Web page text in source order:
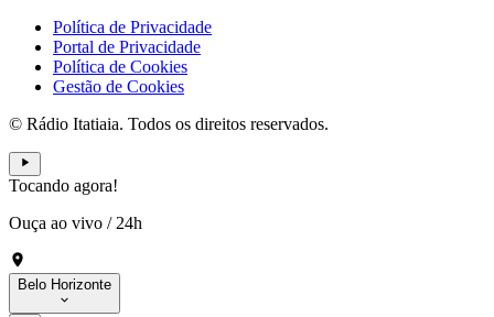
Política de Privacidade
Portal de Privacidade
Política de Cookies
Gestão de Cookies
© Rádio Itatiaia. Todos os direitos reservados.
Tocando agora!
Ouça ao vivo / 24h
Belo Horizonte